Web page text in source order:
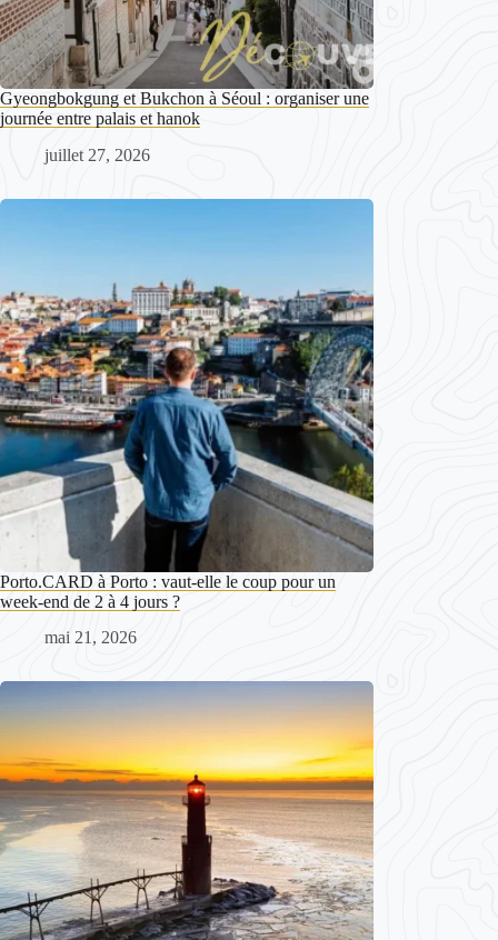
Gyeongbokgung et Bukchon à Séoul : organiser une
journée entre palais et hanok
juillet 27, 2026
Porto.CARD à Porto : vaut-elle le coup pour un
week-end de 2 à 4 jours ?
mai 21, 2026